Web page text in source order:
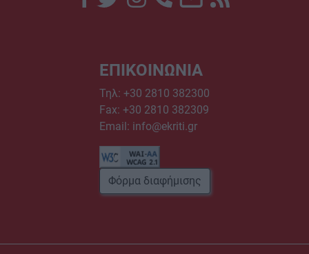
ΕΠΙΚΟΙΝΩΝΙΑ
Τηλ: +30 2810 382300
Fax: +30 2810 382309
Email: info@ekriti.gr
Φόρμα διαφήμισης